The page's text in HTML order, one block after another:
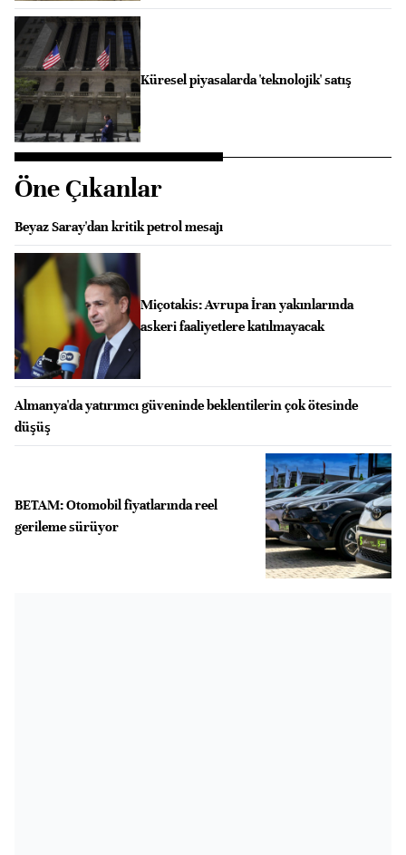
Küresel piyasalarda 'teknolojik' satış
Öne Çıkanlar
Beyaz Saray'dan kritik petrol mesajı
Miçotakis: Avrupa İran yakınlarında
askeri faaliyetlere katılmayacak
Almanya'da yatırımcı güveninde beklentilerin çok ötesinde
düşüş
BETAM: Otomobil fiyatlarında reel
gerileme sürüyor